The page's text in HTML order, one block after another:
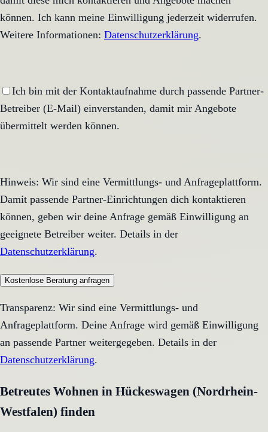
können. Ich kann meine Einwilligung jederzeit widerrufen.
Weitere Informationen: Datenschutzerklärung.
Ich bin mit der Kontaktaufnahme durch passende Partner-
Betreiber (E-Mail) einverstanden, damit mir Angebote
übermittelt werden können.
Hinweis: Wir sind eine Vermittlungs- und Anfrageplattform.
Damit passende Partner-Einrichtungen dich kontaktieren
können, geben wir deine Anfrage gemäß Einwilligung an
geeignete Betreiber weiter. Details in der
Datenschutzerklärung.
Kostenlose Beratung anfragen
Transparenz: Wir sind eine Vermittlungs- und
Anfrageplattform. Deine Anfrage wird gemäß Einwilligung
an passende Partner weitergegeben. Details in der
Datenschutzerklärung.
Betreutes Wohnen in Hückeswagen (Nordrhein-
Westfalen) finden